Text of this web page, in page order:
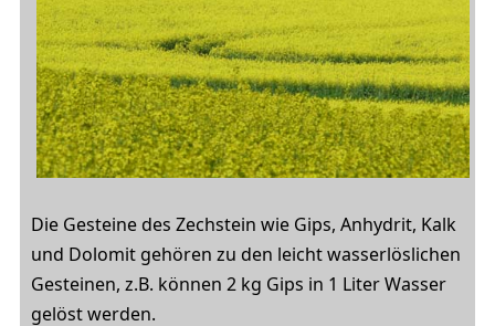
Die Gesteine des Zechstein wie Gips, Anhydrit, Kalk
und Dolomit gehören zu den leicht wasserlöslichen
Gesteinen, z.B. können 2 kg Gips in 1 Liter Wasser
gelöst werden.